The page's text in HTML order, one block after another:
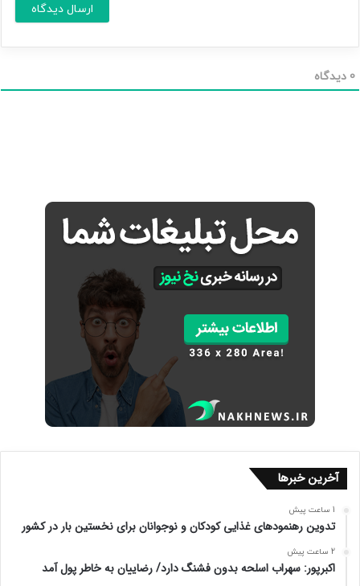
0 دیدگاه
آخرین خبرها
1 ساعت پیش
تدوین رهنمودهای غذایی کودکان و نوجوانان برای نخستین بار در کشور
2 ساعت پیش
اکبرپور: سهراب اسلحه‌ بدون فشنگ دارد/ رضاییان به خاطر پول آمد